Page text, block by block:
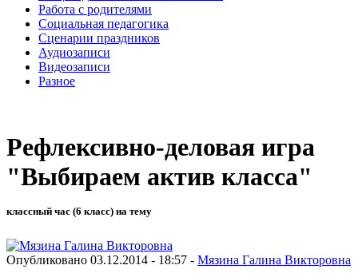
Работа с родителями
Социальная педагогика
Сценарии праздников
Аудиозаписи
Видеозаписи
Разное
Рефлексивно-деловая игра
"Выбираем актив класса"
классный час (6 класс) на тему
Опубликовано 03.12.2014 - 18:57 - Мязина Галина Викторовна